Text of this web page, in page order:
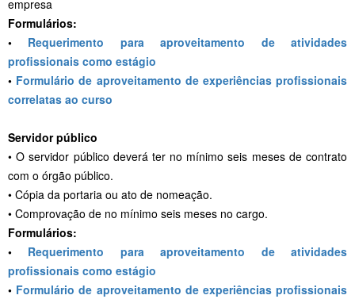
empresa
Formulários:
• Requerimento para aproveitamento de atividades
profissionais como estágio
• Formulário de aproveitamento de experiências profissionais
correlatas ao curso
Servidor público
• O servidor público deverá ter no mínimo seis meses de contrato
com o órgão público.
• Cópia da portaria ou ato de nomeação.
• Comprovação de no mínimo seis meses no cargo.
Formulários:
• Requerimento para aproveitamento de atividades
profissionais como estágio
• Formulário de aproveitamento de experiências profissionais